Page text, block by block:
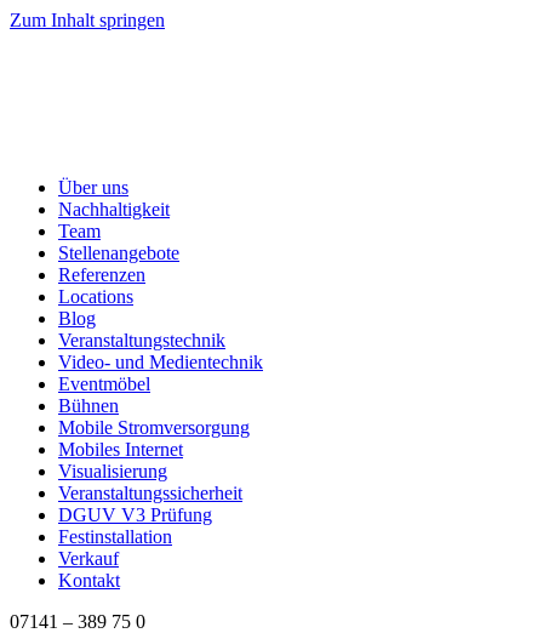
Zum Inhalt springen
Über uns
Nachhaltigkeit
Team
Stellenangebote
Referenzen
Locations
Blog
Veranstaltungstechnik
Video- und Medientechnik
Eventmöbel
Bühnen
Mobile Stromversorgung
Mobiles Internet
Visualisierung
Veranstaltungssicherheit
DGUV V3 Prüfung
Festinstallation
Verkauf
Kontakt
07141 – 389 75 0